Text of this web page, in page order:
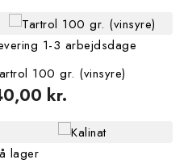
1-3 arbejdsdage
100 gr. (vinsyre)
kr.
lager